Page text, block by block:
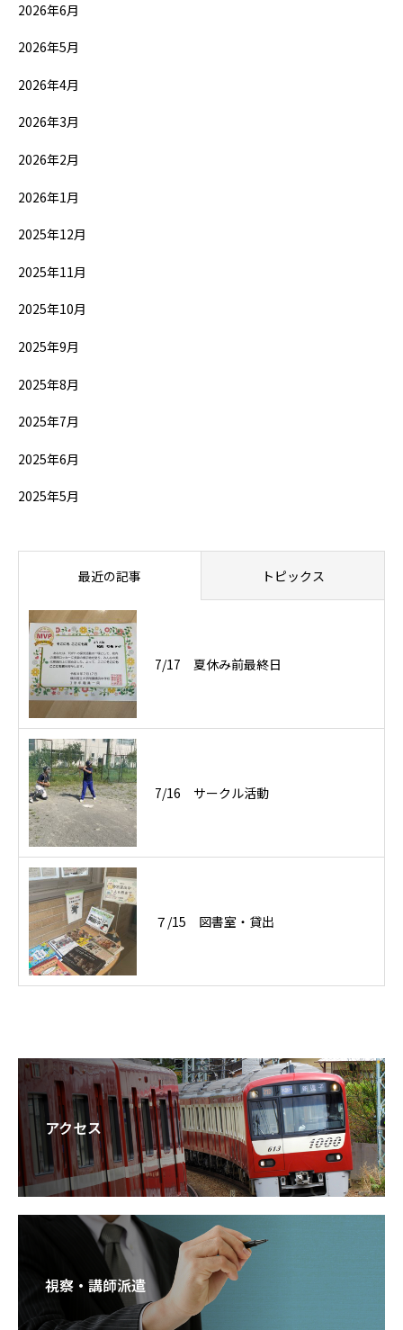
2026年6月
2026年5月
2026年4月
2026年3月
2026年2月
2026年1月
2025年12月
2025年11月
2025年10月
2025年9月
2025年8月
2025年7月
2025年6月
2025年5月
最近の記事 トピックス
7/17 夏休み前最終日
7/16 サークル活動
７/15 図書室・貸出
アクセス
視察・講師派遣